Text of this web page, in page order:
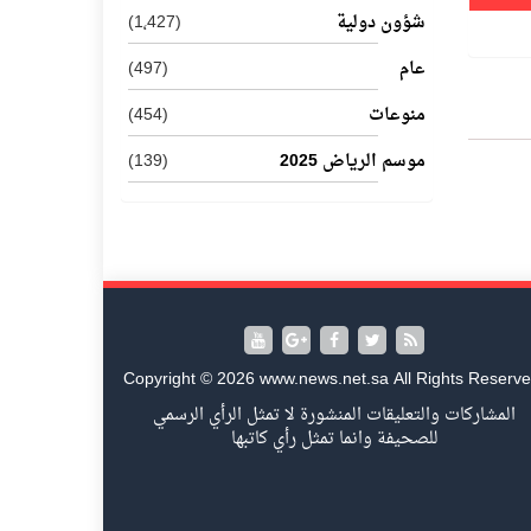
شؤون دولية
(1٬427)
عام
(497)
منوعات
(454)
موسم الرياض 2025
(139)
Copyright © 2026 www.news.net.sa All Rights
المشاركات والتعليقات المنشورة لا تمثل الرأي الرسمي
للصحيفة وانما تمثل رأي كاتبها